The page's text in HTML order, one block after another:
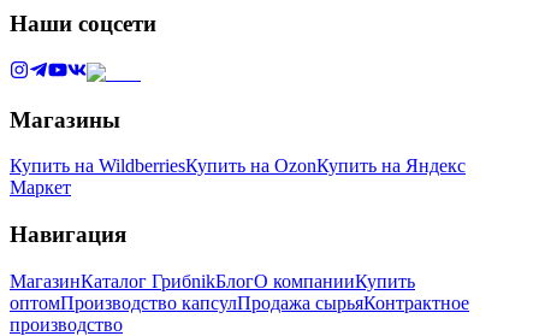
Наши соцсети
Магазины
Купить на WildberriesКупить на OzonКупить на Яндекс
Маркет
Навигация
МагазинКаталог ГрибnikБлогО компанииКупить
оптомПроизводство капсулПродажа сырьяКонтрактное
производство